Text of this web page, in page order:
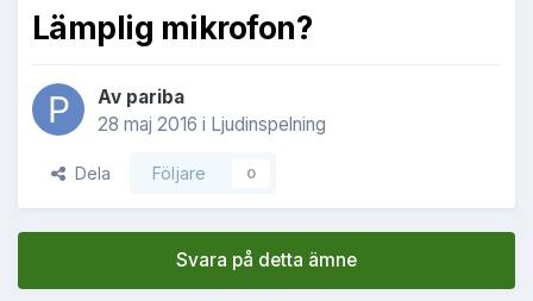
Lämplig mikrofon?
Av pariba
28 maj 2016 i Ljudinspelning
Dela Följare 0
Svara på detta ämne